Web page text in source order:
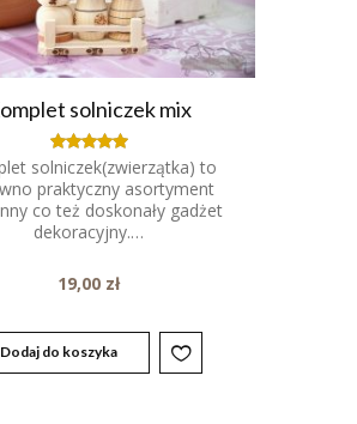
solniczek mix
Oceniony
5.00
na 5.
solniczek(zwierzątka) to
praktyczny asortyment
co też doskonały gadżet
dekoracyjny.…
19,00 zł
Dodaj do koszyka